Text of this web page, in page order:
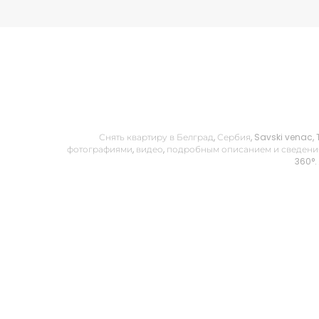
Снять квартиру в Белград, Сербия, Savski
фотографиями, видео, подробным описанием и